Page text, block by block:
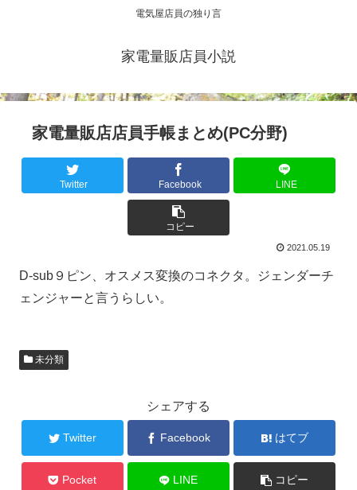
電気屋店員の独り言
家電量販店員小説
家電量販店店員手帳まとめ(PC分野)
Twitter Facebook LINE
コピー
2021.05.19
D-sub９ピン、オスメス変換のコネクタ。ジェンダーチ
ェンジャーと言うらしい。
未分類
シェアする
Twitter Facebook はてブ
Pocket LINE コピー